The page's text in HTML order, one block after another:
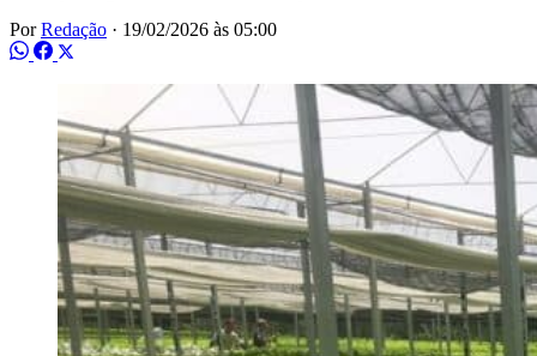
PorRedação · 19/02/2026 às 05:00